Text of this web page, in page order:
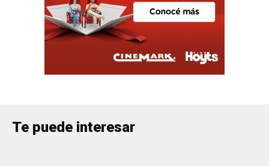
Te puede interesar